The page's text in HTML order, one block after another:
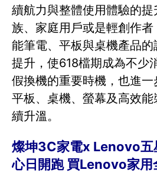
續航力與整體使用體驗的
族、家庭用戶或是輕創作
能筆電、平板與桌機產品
提升，使618檔期成為不少
假換機的重要時機，也進一
平板、桌機、螢幕及高效
續升溫。
燦坤3C家電x Lenovo五
心日開跑 買Lenovo家用